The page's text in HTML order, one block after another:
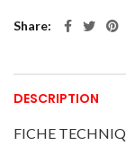
Share
DESCRIPTION
FICHE